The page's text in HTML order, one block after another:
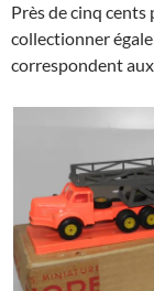
Près de cinq cents
collectionner
correspondent